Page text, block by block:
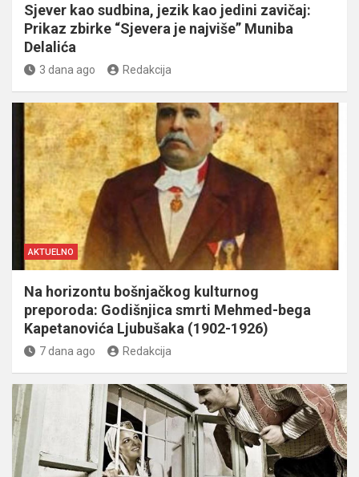
Sjever kao sudbina, jezik kao jedini zavičaj:
Prikaz zbirke “Sjevera je najviše” Muniba
Delalića
3 dana ago Redakcija
AKTUELNO
Na horizontu bošnjačkog kulturnog
preporoda: Godišnjica smrti Mehmed-bega
Kapetanovića Ljubušaka (1902-1926)
7 dana ago Redakcija